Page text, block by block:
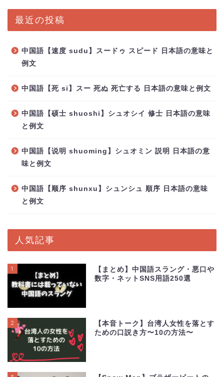
最近の投稿
中国語【速度 sudu】スードゥ スピード 日本語の意味と
例文
中国語【死 si】スー 死ぬ 死亡する 日本語の意味と例文
中国語【硕士 shuoshi】シュオシイ 修士 日本語の意味
と例文
中国語【说明 shuoming】シュオミン 説明 日本語の意
味と例文
中国語【顺序 shunxu】シュンシュ 順序 日本語の意味
と例文
人気記事
1
【まとめ】中国語スラング・悪口や
数字・ネットSNS用語250選
2
【本音トーク】台湾人女性を落とす
ための口説き方〜10の方法〜